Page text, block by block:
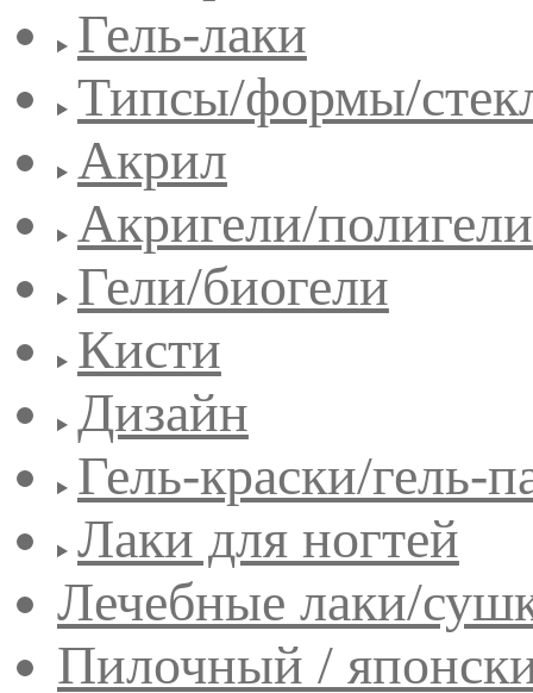
Гель-лаки
Типсы/формы/
Акрил
Акригели/полигели
Гели/биогели
Кисти
Дизайн
Гель-краски/гель-
Лаки для ногтей
Лечебные лаки/
Пилочный /